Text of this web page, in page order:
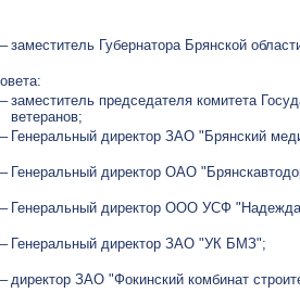
– заместитель Губернатора Брянской
– заместитель председателя комитета
ветеранов;
– Генеральный директор ЗАО "Брянский
– Генеральный директор ОАО
– Генеральный директор ООО УСФ
– Генеральный директор ЗАО "УК БМЗ";
– директор ЗАО "Фокинский комбинат